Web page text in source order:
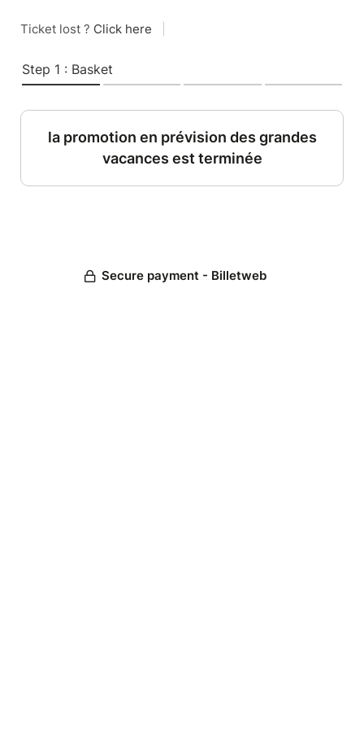
Ticket lost ? Click here
Step 1 : Basket
la promotion en prévision des grandes
vacances est terminée
Secure payment - Billetweb